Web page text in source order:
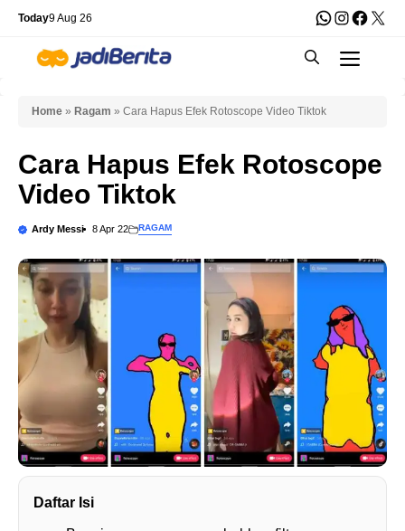
Skip
content
Today9 Aug 26 WhatsApp
X
Home » Ragam » Cara Hapus Efek Rotoscope Video Tiktok
Cara Hapus Efek Rotoscope
Video Tiktok
Ardy Messi 8 Apr 22 RAGAM
Daftar Isi